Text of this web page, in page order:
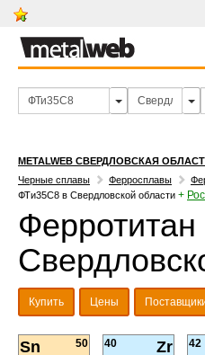
METALWEB СВЕРДЛОВСКАЯ
Черные сплавы
Ферросплавы
ФТи35С8 в Свердловской области +
Купить Цены
Sn 50 Zr
40 42